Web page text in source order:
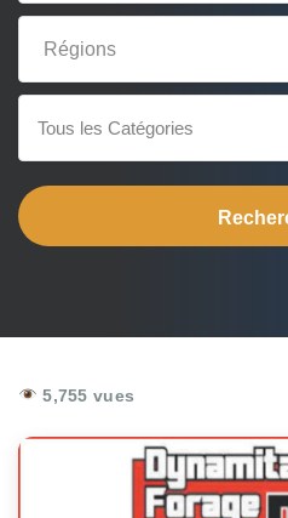
Tous les Catégories
5,755 vues